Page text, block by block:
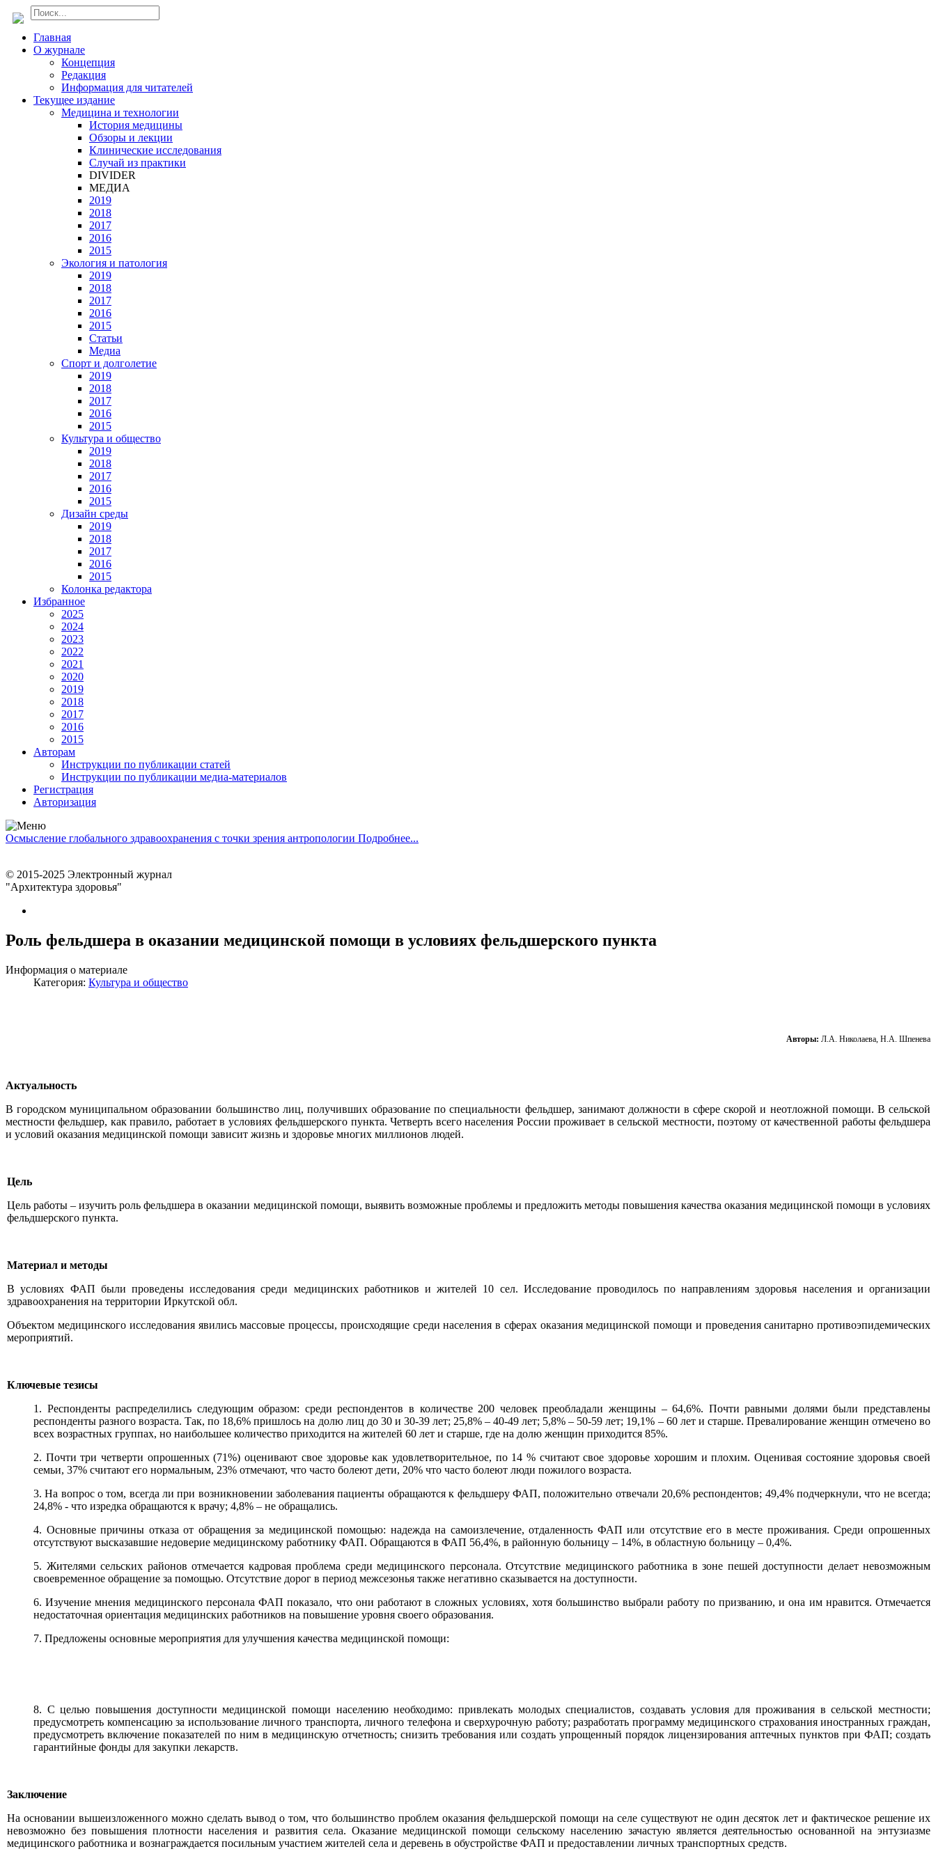
Главная
О журнале
Концепция
Редакция
Информация для читателей
Текущее издание
Медицина и технологии
История медицины
Обзоры и лекции
Клинические исследования
Случай из практики
DIVIDER
МЕДИА
2019
2018
2017
2016
2015
Экология и патология
2019
2018
2017
2016
2015
Статьи
Медиа
Спорт и долголетие
2019
2018
2017
2016
2015
Культура и общество
2019
2018
2017
2016
2015
Дизайн среды
2019
2018
2017
2016
2015
Колонка редактора
Избранное
2025
2024
2023
2022
2021
2020
2019
2018
2017
2016
2015
Авторам
Инструкции по публикации статей
Инструкции по публикации медиа-материалов
Регистрация
Авторизация
Осмысление глобального здравоохранения с точки зрения антропологии Подробнее...
© 2015-2025 Электронный журнал
"Архитектура здоровья"
Роль фельдшера в оказании медицинской помощи в условиях фельдшерского пункта
Информация о материале
Категория: Культура и общество
Авторы: Л.А. Николаева, Н.А. Шпенева
Актуальность
В городском муниципальном образовании большинство лиц, получивших образование по специальности фельдшер, занимают должности в сфере скорой и неотложной помощи. В сельской
местности фельдшер, как правило, работает в условиях фельдшерского пункта. Четверть всего населения России проживает в сельской местности, поэтому от качественной работы фельдшера
и условий оказания медицинской помощи зависит жизнь и здоровье многих миллионов людей.
Цель
Цель работы – изучить роль фельдшера в оказании медицинской помощи, выявить возможные проблемы и предложить методы повышения качества оказания медицинской помощи в условиях
фельдшерского пункта.
Материал и методы
В условиях ФАП были проведены исследования среди медицинских работников и жителей 10 сел. Исследование проводилось по направлениям здоровья населения и организации
здравоохранения на территории Иркутской обл.
Объектом медицинского исследования явились массовые процессы, происходящие среди населения в сферах оказания медицинской помощи и проведения санитарно противоэпидемических
мероприятий.
Ключевые тезисы
1. Респонденты распределились следующим образом: среди респондентов в количестве 200 человек преобладали женщины – 64,6%. Почти равными долями были представлены
респонденты разного возраста. Так, по 18,6% пришлось на долю лиц до 30 и 30-39 лет; 25,8% – 40-49 лет; 5,8% – 50-59 лет; 19,1% – 60 лет и старше. Превалирование женщин отмечено во
всех возрастных группах, но наибольшее количество приходится на жителей 60 лет и старше, где на долю женщин приходится 85%.
2. Почти три четверти опрошенных (71%) оценивают свое здоровье как удовлетворительное, по 14 % считают свое здоровье хорошим и плохим. Оценивая состояние здоровья своей
семьи, 37% считают его нормальным, 23% отмечают, что часто болеют дети, 20% что часто болеют люди пожилого возраста.
3. На вопрос о том, всегда ли при возникновении заболевания пациенты обращаются к фельдшеру ФАП, положительно отвечали 20,6% респондентов; 49,4% подчеркнули, что не всегда;
24,8% - что изредка обращаются к врачу; 4,8% – не обращались.
4. Основные причины отказа от обращения за медицинской помощью: надежда на самоизлечение, отдаленность ФАП или отсутствие его в месте проживания. Среди опрошенных
отсутствуют высказавшие недоверие медицинскому работнику ФАП. Обращаются в ФАП 56,4%, в районную больницу – 14%, в областную больницу – 0,4%.
5. Жителями сельских районов отмечается кадровая проблема среди медицинского персонала. Отсутствие медицинского работника в зоне пешей доступности делает невозможным
своевременное обращение за помощью. Отсутствие дорог в период межсезонья также негативно сказывается на доступности.
6. Изучение мнения медицинского персонала ФАП показало, что они работают в сложных условиях, хотя большинство выбрали работу по призванию, и она им нравится. Отмечается
недостаточная ориентация медицинских работников на повышение уровня своего образования.
7. Предложены основные мероприятия для улучшения качества медицинской помощи:
8. С целью повышения доступности медицинской помощи населению необходимо: привлекать молодых специалистов, создавать условия для проживания в сельской местности;
предусмотреть компенсацию за использование личного транспорта, личного телефона и сверхурочную работу; разработать программу медицинского страхования иностранных граждан,
предусмотреть включение показателей по ним в медицинскую отчетность; снизить требования или создать упрощенный порядок лицензирования аптечных пунктов при ФАП; создать
гарантийные фонды для закупки лекарств.
Заключение
На основании вышеизложенного можно сделать вывод о том, что большинство проблем оказания фельдшерской помощи на селе существуют не один десяток лет и фактическое решение их
невозможно без повышения плотности населения и развития села. Оказание медицинской помощи сельскому населению зачастую является деятельностью основанной на энтузиазме
медицинского работника и вознаграждается посильным участием жителей села и деревень в обустройстве ФАП и предоставлении личных транспортных средств.